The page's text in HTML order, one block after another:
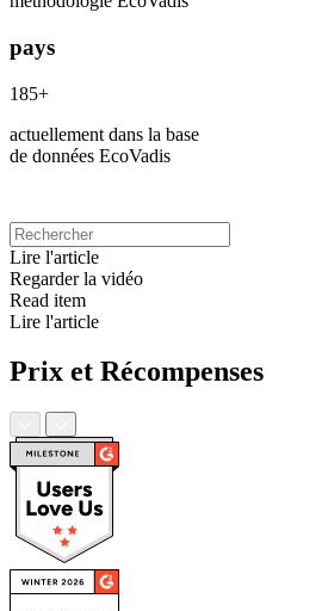
pays
185+
actuellement dans la base
de données EcoVadis
Lire l'article
Regarder la vidéo
Read item
Lire l'article
Prix et Récompenses